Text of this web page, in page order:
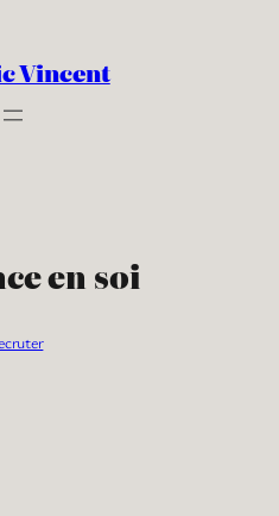
Vincent
en soi